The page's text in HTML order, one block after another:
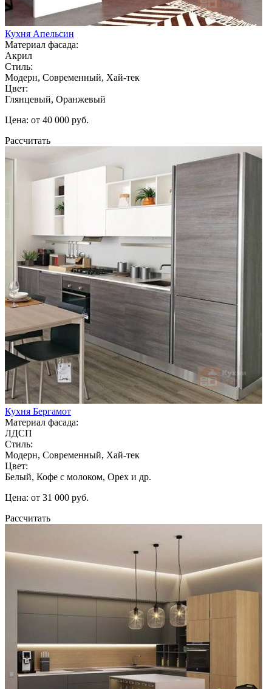
Кухня Апельсин
Материал фасада:
Акрил
Стиль:
Модерн, Современный, Хай-тек
Цвет:
Глянцевый, Оранжевый
Цена: от 40 000 руб.
Рассчитать
Кухня Бергамот
Материал фасада:
ЛДСП
Стиль:
Модерн, Современный, Хай-тек
Цвет:
Белый, Кофе с молоком, Орех и др.
Цена: от 31 000 руб.
Рассчитать